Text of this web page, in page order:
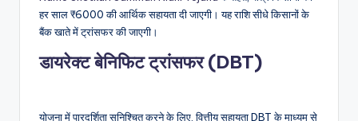
हर साल ₹6000 की आर्थिक सहायता दी जाएगी। यह राशि सीधे किसानों के
बैंक खाते में ट्रांसफर की जाएगी।
डायरेक्ट बेनिफिट ट्रांसफर (DBT)
योजना में पारदर्शिता सुनिश्चित करने के लिए, वित्तीय सहायता DBT के माध्यम से